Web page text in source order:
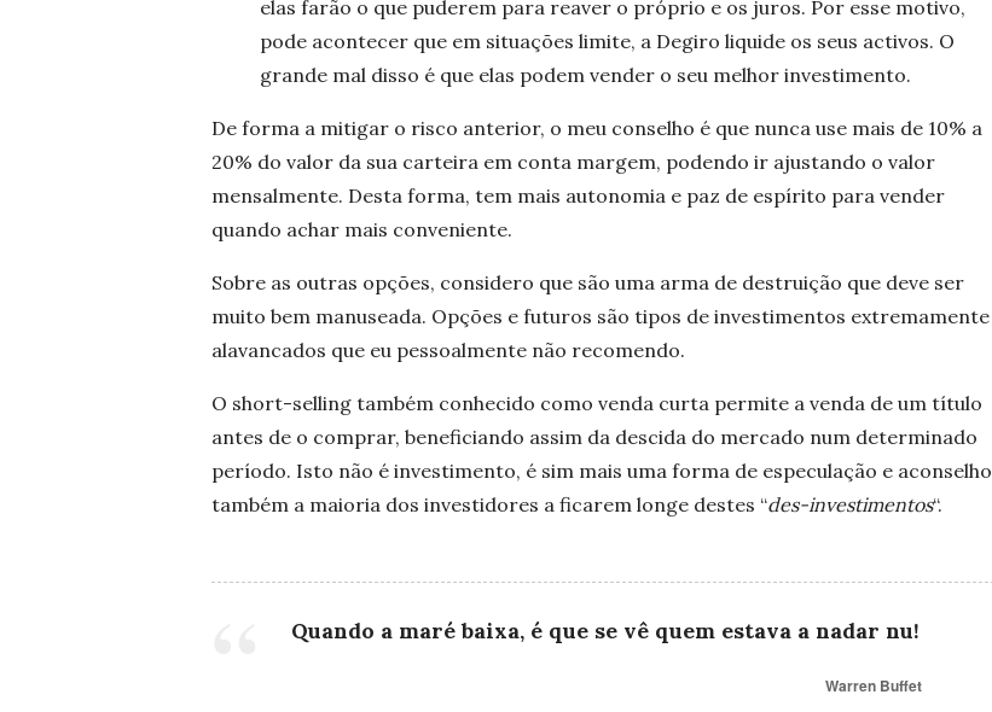
elas farão o que puderem para reaver o próprio e os juros. Por esse motivo,
pode acontecer que em situações limite, a Degiro liquide os seus activos. O
grande mal disso é que elas podem vender o seu melhor investimento.
De forma a mitigar o risco anterior, o meu conselho é que nunca use mais de 10% a
20% do valor da sua carteira em conta margem, podendo ir ajustando o valor
mensalmente. Desta forma, tem mais autonomia e paz de espírito para vender
quando achar mais conveniente.
Sobre as outras opções, considero que são uma arma de destruição que deve ser
muito bem manuseada. Opções e futuros são tipos de investimentos extremamente
alavancados que eu pessoalmente não recomendo.
O short-selling também conhecido como venda curta permite a venda de um título
antes de o comprar, beneficiando assim da descida do mercado num determinado
período. Isto não é investimento, é sim mais uma forma de especulação e aconselho
também a maioria dos investidores a ficarem longe destes “des-investimentos“.
Quando a maré baixa, é que se vê quem estava a nadar nu!
Warren Buffet